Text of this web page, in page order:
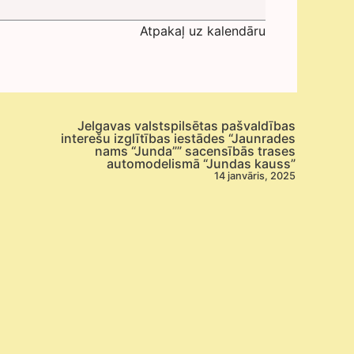
Atpakaļ uz kalendāru
Jelgavas valstspilsētas pašvaldības
interešu izglītības iestādes “Jaunrades
nams “Junda”” sacensībās trases
automodelismā “Jundas kauss”
14 janvāris, 2025